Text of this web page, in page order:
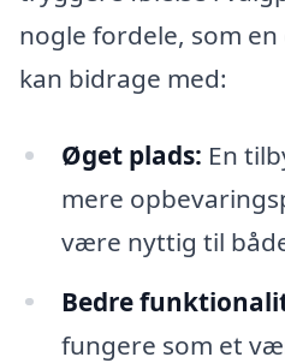
nogle fordele, som
kan bidrage med:
Øget plads: En
mere
være nyttig til
Bedre
fungere som et